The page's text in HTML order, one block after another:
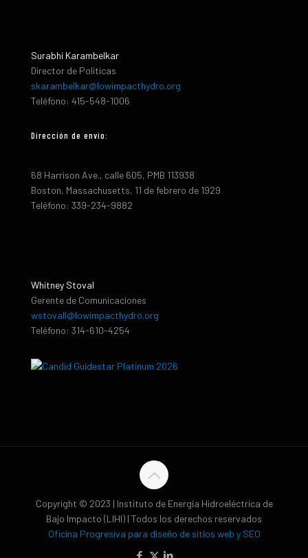
Surabhi Karambelkar
Director de Políticas
skarambelkar@lowimpacthydro.org
Teléfono: 415-548-1006
Dirección de envio:
68 Harrison Ave., calle 605, PMB 113938
Boston, Massachusetts, 11 de febrero de 1929
Teléfono: 339-234-9882
Whitney Stoval
Gerente de Comunicaciones
wstovall@lowimpacthydro.org
Teléfono: 314-610-4254
Copyright © 2023 | Instituto de Energía Hidroeléctrica de
Bajo Impacto (LIHI) | Todos los derechos reservados
Oficina Progresiva para diseño de sitios web y SEO